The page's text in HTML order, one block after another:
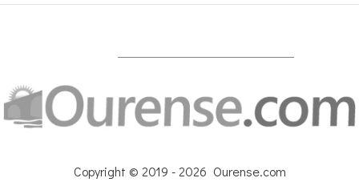
Copyright © 2019 - 2026 Ourense.com